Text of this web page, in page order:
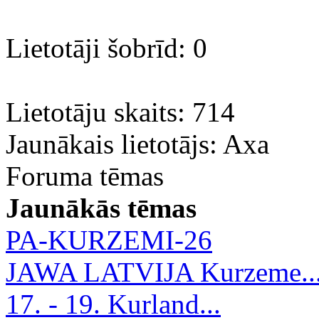
Lietotāji šobrīd: 0
Lietotāju skaits: 714
Jaunākais lietotājs: Axa
Foruma tēmas
Jaunākās tēmas
PA-KURZEMI-26
JAWA LATVIJA
17. - 19. Kurland...